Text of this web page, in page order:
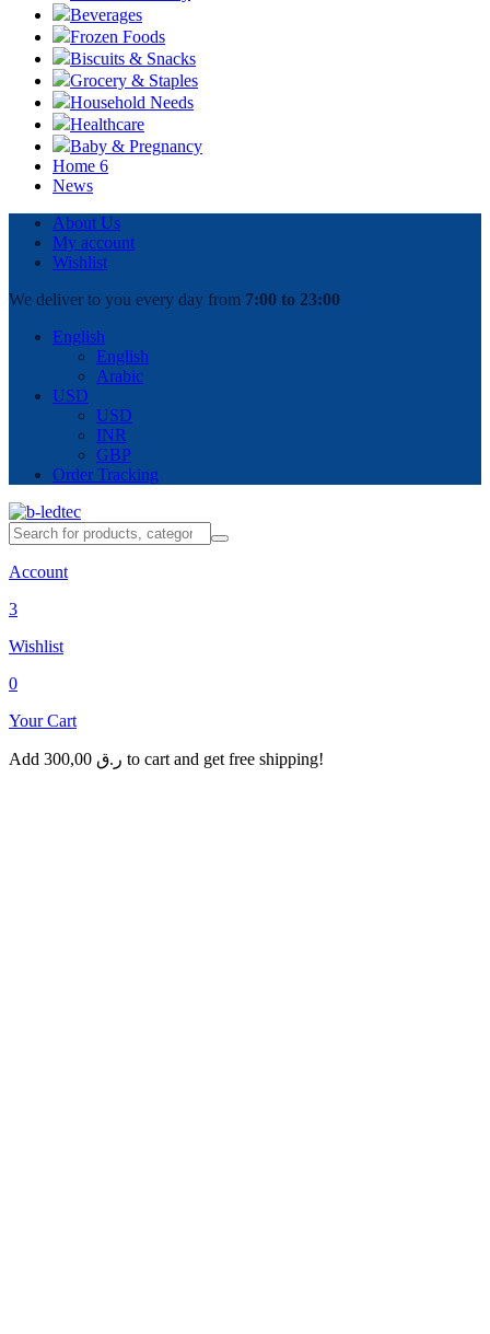
Beverages
Frozen Foods
Biscuits & Snacks
Grocery & Staples
Household Needs
Healthcare
Baby & Pregnancy
Home 6
News
About Us
My account
Wishlist
We deliver to you every day from 7:00 to 23:00
English
English
Arabic
USD
USD
INR
GBP
Order Tracking
Account
3
Wishlist
0
Your Cart
Add 300,00 ر.ق to cart and get free shipping!